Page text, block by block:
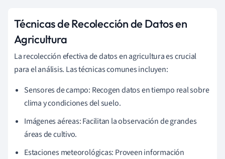
Técnicas de Recolección de Datos en
Agricultura
La recolección efectiva de datos en agricultura es crucial
para el análisis. Las técnicas comunes incluyen:
Sensores de campo: Recogen datos en tiempo real sobre
clima y condiciones del suelo.
Imágenes aéreas: Facilitan la observación de grandes
áreas de cultivo.
Estaciones meteorológicas: Proveen información